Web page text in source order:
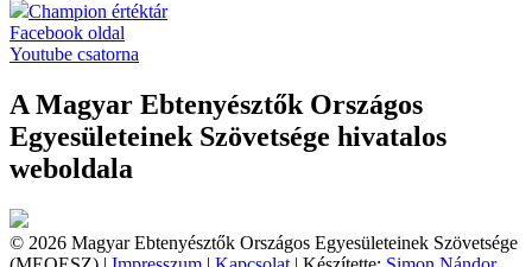
Champion értéktár
Facebook oldal
Youtube csatorna
A Magyar Ebtenyésztők Országos
Egyesületeinek Szövetsége hivatalos
weboldala
© 2026 Magyar Ebtenyésztők Országos Egyesületeinek Szövetsége